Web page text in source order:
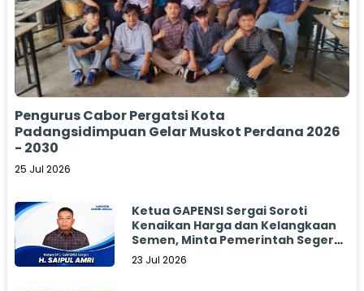
Pengurus Cabor Pergatsi Kota
Padangsidimpuan Gelar Muskot Perdana 2026
- 2030
25 Jul 2026
Ketua GAPENSI Sergai Soroti
Kenaikan Harga dan Kelangkaan
Semen, Minta Pemerintah Segera
Bertindak
23 Jul 2026